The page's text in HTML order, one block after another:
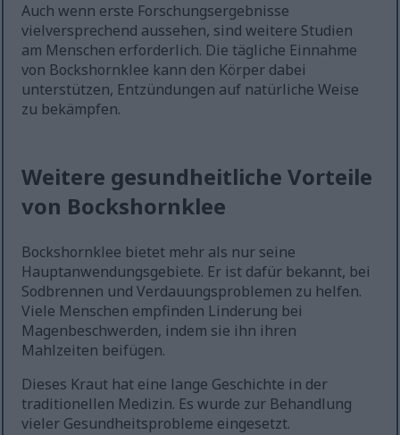
Auch wenn erste Forschungsergebnisse
vielversprechend aussehen, sind weitere Studien
am Menschen erforderlich. Die tägliche Einnahme
von Bockshornklee kann den Körper dabei
unterstützen, Entzündungen auf natürliche Weise
zu bekämpfen.
Weitere gesundheitliche Vorteile
von Bockshornklee
Bockshornklee bietet mehr als nur seine
Hauptanwendungsgebiete. Er ist dafür bekannt, bei
Sodbrennen und Verdauungsproblemen zu helfen.
Viele Menschen empfinden Linderung bei
Magenbeschwerden, indem sie ihn ihren
Mahlzeiten beifügen.
Dieses Kraut hat eine lange Geschichte in der
traditionellen Medizin. Es wurde zur Behandlung
vieler Gesundheitsprobleme eingesetzt.